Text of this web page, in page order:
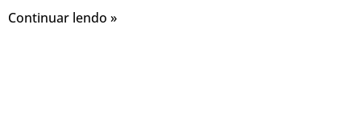
Continuar lendo »